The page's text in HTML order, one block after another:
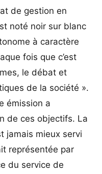
de gestion en
noté noir sur blanc
à caractère
fois que c’est
le débat et
de la société ».
émission a
de ces objectifs. La
jamais mieux servi
représentée par
du service de